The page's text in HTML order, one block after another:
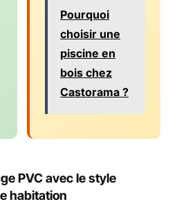
Pourquoi
choisir une
piscine en
bois chez
Castorama ?
PVC avec le style
habitation